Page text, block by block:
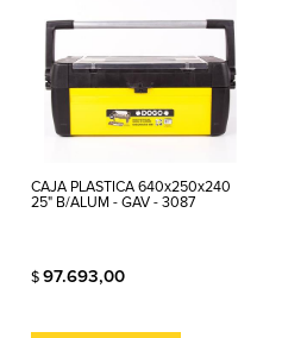
CAJA PLASTICA 640x250x240
25" B/ALUM - GAV - 3087
$ 97.693,00